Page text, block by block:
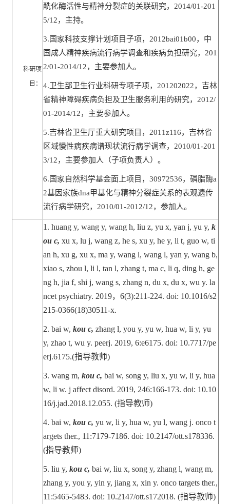
科研项
目：
酰化酶活性与精神分裂症的关联研究， 2014/01-201
5/12，主持。
3.国家科技支撑计划项目子项， 2012bai01b00，中
国成人精神疾病流行病学调查和疾病负担研究， 201
2/01-2014/12，主要参加人。
4.卫生部卫生行业科研专项子项， 201202022，吉林
省精神障碍疾病负担及卫生服务利用的研究， 2012/
01-2014/12，主要参加人。
5.吉林省卫生厅重大研究项目， 2011z116，吉林省
区域慢性病疾病谱现状流行病学调查， 2010/01-201
3/12，主要参加人（子项负责人）。
6.国家自然科学基金面上项目， 30972536，磷脂酶a
2基因家族dna甲基化与精神分裂症关系的表观遗传
流行病学研究， 2010/01-2012/12，参加人。
1. huang y, wang y, wang h, liu z, yu x, yan j, yu y, k
ou c, xu x, lu j, wang z, he s, xu y, he y, li t, guo w, ti
an h, xu g, xu x, ma y, wang l, wang l, yan y, wang b,
xiao s, zhou l, li l, tan l, zhang t, ma c, li q, ding h, ge
ng h, jia f, shi j, wang s, zhang n, du x, du x, wu y. la
ncet psychiatry. 2019， 6(3):211-224. doi: 10.1016/s2
215-0366(18)30511-x.
2. bai w, kou c, zhang l, you y, yu w, hua w, li y, yu
y, zhao t, wu y. peerj. 2019, 6:e6175. doi: 10.7717/pe
erj.6175.(指导教师)
3. wang m, kou c, bai w, song y, liu x, yu w, li y, hua
w, li w. j affect disord. 2019, 246:166-173. doi: 10.10
16/j.jad.2018.12.055. (指导教师)
4. bai w, kou c, yu w, li y, hua w, yu l, wang j. onco t
argets ther., 11:7179-7186. doi: 10.2147/ott.s178336.
(指导教师)
5. liu y, kou c, bai w, liu x, song y, zhang l, wang m,
zhang y, you y, yin y, jiang x, xin y. onco targets ther.,
11:5465-5483. doi: 10.2147/ott.s172018. (指导教师)